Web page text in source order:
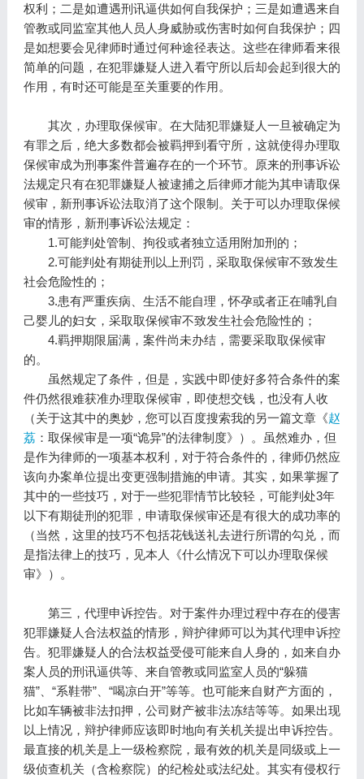
权利；二是如遭遇刑讯逼供如何自我保护；三是如遭遇来自
管教或同监室其他人员人身威胁或伤害时如何自我保护；四
是如想要会见律师时通过何种途径表达。这些在律师看来很
简单的问题，在犯罪嫌疑人进入看守所以后却会起到很大的
作用，有时还可能是至关重要的作用。
其次，办理取保候审。在大陆犯罪嫌疑人一旦被确定为
有罪之后，绝大多数都会被羁押到看守所，这就使得办理取
保候审成为刑事案件普遍存在的一个环节。原来的刑事诉讼
法规定只有在犯罪嫌疑人被逮捕之后律师才能为其申请取保
候审，新刑事诉讼法取消了这个限制。关于可以办理取保候
审的情形，新刑事诉讼法规定：
1.可能判处管制、拘役或者独立适用附加刑的；
2.可能判处有期徒刑以上刑罚，采取取保候审不致发生
社会危险性的；
3.患有严重疾病、生活不能自理，怀孕或者正在哺乳自
己婴儿的妇女，采取取保候审不致发生社会危险性的；
4.羁押期限届满，案件尚未办结，需要采取取保候审
的。
虽然规定了条件，但是，实践中即使好多符合条件的案
件仍然很难获准办理取保候审，即使想交钱，也没有人收
（关于这其中的奥妙，您可以百度搜索我的另一篇文章《赵
荔：取保候审是一项“诡异”的法律制度》）。虽然难办，但
是作为律师的一项基本权利，对于符合条件的，律师仍然应
该向办案单位提出变更强制措施的申请。其实，如果掌握了
其中的一些技巧，对于一些犯罪情节比较轻，可能判处3年
以下有期徒刑的犯罪，申请取保候审还是有很大的成功率的
（当然，这里的技巧不包括花钱送礼去进行所谓的勾兑，而
是指法律上的技巧，见本人《什么情况下可以办理取保候
审》）。
第三，代理申诉控告。对于案件办理过程中存在的侵害
犯罪嫌疑人合法权益的情形，辩护律师可以为其代理申诉控
告。犯罪嫌疑人的合法权益受侵可能来自人身的，如来自办
案人员的刑讯逼供等、来自管教或同监室人员的“躲猫
猫”、“系鞋带”、“喝凉白开”等等。也可能来自财产方面的，
比如车辆被非法扣押，公司财产被非法冻结等等。如果出现
以上情况，辩护律师应该即时地向有关机关提出申诉控告。
最直接的机关是上一级检察院，最有效的机关是同级或上一
级侦查机关（含检察院）的纪检处或法纪处。其实有侵权行